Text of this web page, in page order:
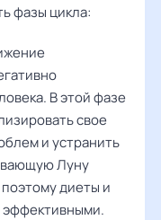
фазы цикла:
В этой фазе
свое
и устранить
Луну
диеты и
эффективными.